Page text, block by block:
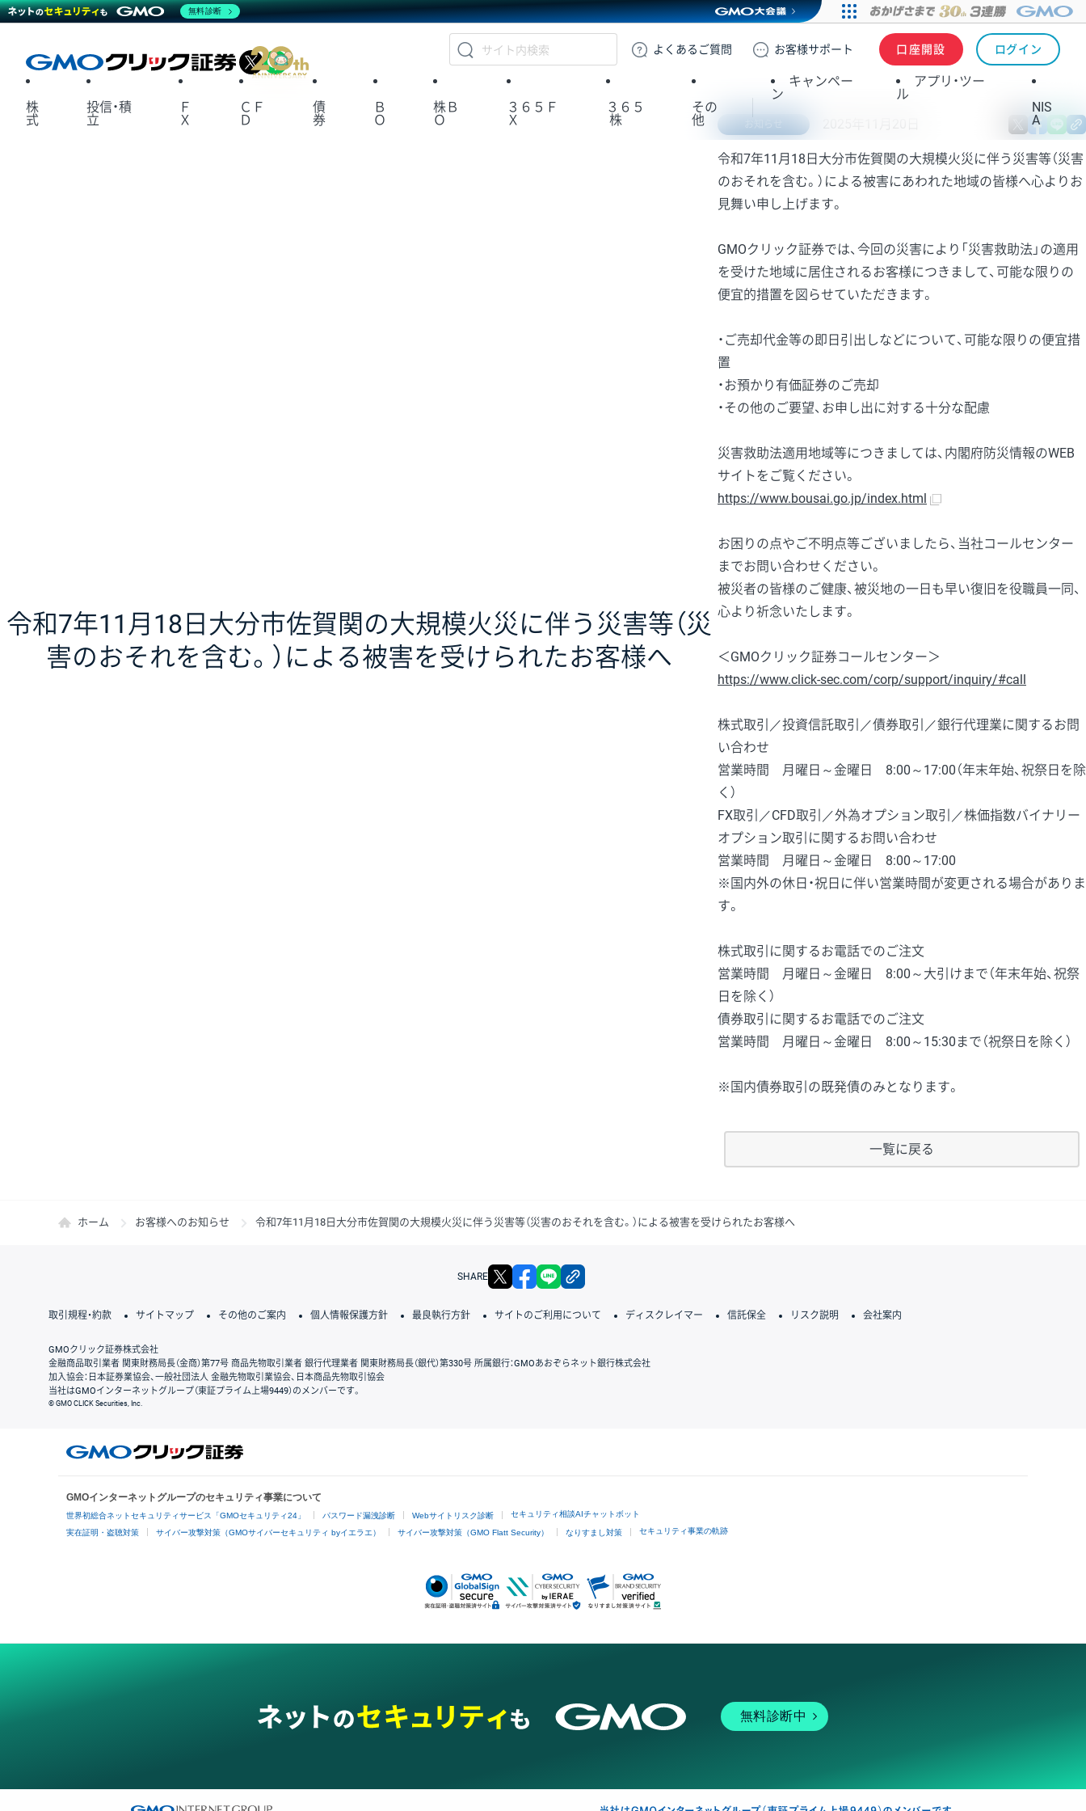
GMOクリック証券
よくある ご質問 お客様サポート 口座開設 ログイン
X
株
式
投信・積
立
Ｆ
Ｘ
ＣＦ
Ｄ
債
券
Ｂ
Ｏ
株Ｂ
Ｏ
３６５Ｆ
Ｘ
３６５
株
その
他
キャンペー
ン
アプリ・ツー
ル
NIS
A
令和7年11月18日大分市佐賀関の大規模火災に伴う災害等（災
害のおそれを含む。）による被害を受けられたお客様へ
X
令和7年11月18日大分市佐賀関の大規模火災に伴う災害等（災害
のおそれを含む。）による被害にあわれた地域の皆様へ心よりお
見舞い申し上げます。
GMOクリック証券では、今回の災害により「災害救助法」の適用
を受けた地域に居住されるお客様につきまして、可能な限りの
便宜的措置を図らせていただきます。
・ご売却代金等の即日引出しなどについて、可能な限りの便宜措
置
・お預かり有価証券のご売却
・その他のご要望、お申し出に対する十分な配慮
災害救助法適用地域等につきましては、内閣府防災情報のWEB
サイトをご覧ください。
https://www.bousai.go.jp/index.html
お困りの点やご不明点等ございましたら、当社コールセンター
までお問い合わせください。
被災者の皆様のご健康、被災地の一日も早い復旧を役職員一同、
心より祈念いたします。
＜GMOクリック証券コールセンター＞
https://www.click-sec.com/corp/support/inquiry/#call
株式取引／投資信託取引／債券取引／銀行代理業に関するお問
い合わせ
営業時間 月曜日～金曜日 8:00～17:00（年末年始、祝祭日を除
く）
FX取引／CFD取引／外為オプション取引／株価指数バイナリー
オプション取引に関するお問い合わせ
営業時間 月曜日～金曜日 8:00～17:00
※国内外の休日・祝日に伴い営業時間が変更される場合がありま
す。
株式取引に関するお電話でのご注文
営業時間 月曜日～金曜日 8:00～大引けまで（年末年始、祝祭
日を除く）
債券取引に関するお電話でのご注文
営業時間 月曜日～金曜日 8:00～15:30まで（祝祭日を除く）
※国内債券取引の既発債のみとなります。
一覧に戻る
ホーム お客様へのお知らせ 令和7年11月18日大分市佐賀関の大規模火災に伴う災害等（災害のおそれを含む。）による被害を受けられたお客様へ
SHARE X facebook
取引規程・約款 サイトマップ その他のご案内 個人情報保護方針 最良執行方針 サイトのご利用について ディスクレイマー 信託保全 リスク説明 会社案内
GMOクリック証券株式会社
金融商品取引業者 関東財務局長（金商）第77号 商品先物取引業者 銀行代理業者 関東財務局長（銀代）第330号 所属銀行：GMOあおぞらネット銀行株式会社
加入協会：日本証券業協会、一般社団法人 金融先物取引業協会、日本商品先物取引協会
当社はGMOインターネットグループ（東証プライム上場9449）のメンバーです。
© GMO CLICK Securities, Inc.
GMOインターネットグループのセキュリティ事業について
世界初総合ネットセキュリティサービス「GMOセキュリティ24」 パスワード漏洩診断 Webサイトリスク診断 セキュリティ相談AIチャットボット
実在証明・盗聴対策 サイバー攻撃対策（GMOサイバーセキュリティ byイエラエ） サイバー攻撃対策（GMO Flatt Security） なりすまし対策 セキュリティ事業の軌跡
無料診断中
無料診断